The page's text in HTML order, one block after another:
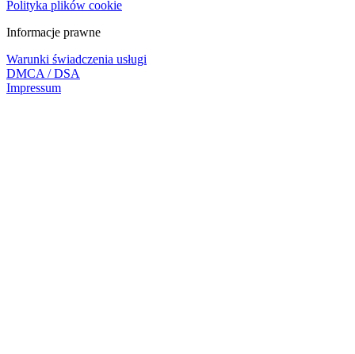
Polityka plików cookie
Informacje prawne
Warunki świadczenia usługi
DMCA / DSA
Impressum